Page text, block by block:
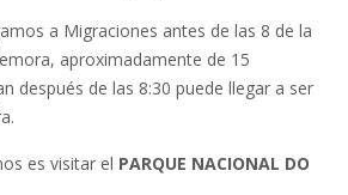
a Migraciones antes de las 8 de la
aproximadamente de 15
después de las 8:30 puede llegar a ser
es visitar el PARQUE NACIONAL DO